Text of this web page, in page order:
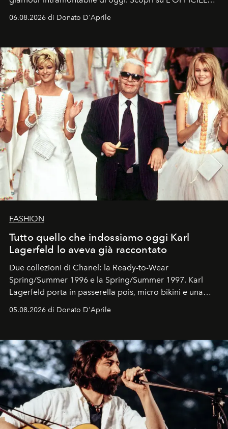
Italia la sua style evolution.
06.08.2026 di Donato D'Aprile
FASHION
Tutto quello che indossiamo oggi Karl
Lagerfeld lo aveva già raccontato
Due collezioni di Chanel: la Ready-to-Wear
Spring/Summer 1996 e la Spring/Summer 1997. Karl
Lagerfeld porta in passerella pois, micro bikini e una
logomania pensata per la spiaggia
Kate, Claudia e Carla una dietro l'altra. Trent'anni dopo,
uno dei documenti più contemporanei che abbiamo.
05.08.2026 di Donato D'Aprile